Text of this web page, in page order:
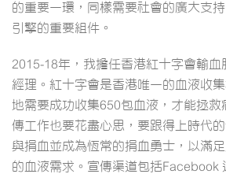
的重要一環，同樣需要社會的廣大支
引擎的重要組件。
2015-18年，我擔任香港紅十字會輸血
經理。紅十字會是香港唯一的血液收
地需要成功收集650包血液，才能拯救
傳工作也要花盡心思，要跟得上時代
與捐血並成為恆常的捐血勇士，以滿
的血液需求。宣傳渠道包括Facebook